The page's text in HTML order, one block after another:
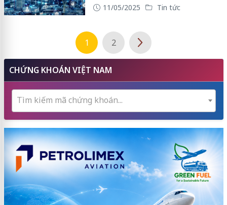
11/05/2025 Tin tức
1 2
CHỨNG KHOÁN VIỆT NAM
Tìm kiếm mã chứng khoán...